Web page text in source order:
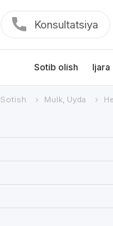
Konsultatsiya
Sotib olish Ijara
Sotish Mulk, Uyda